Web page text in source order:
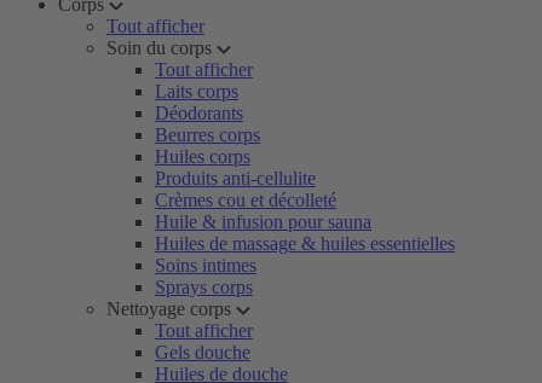
Corps
Tout afficher
Soin du corps
Tout afficher
Laits corps
Déodorants
Beurres corps
Huiles corps
Produits anti-cellulite
Crèmes cou et décolleté
Huile & infusion pour sauna
Huiles de massage & huiles essentielles
Soins intimes
Sprays corps
Nettoyage corps
Tout afficher
Gels douche
Huiles de douche